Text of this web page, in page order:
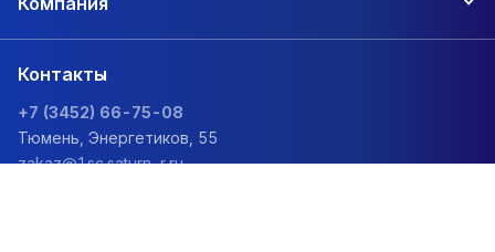
Контакты
+7 (3452) 66-75-08
Тюмень, Энергетиков, 55
zakaz@1sc.saturn-r.ru